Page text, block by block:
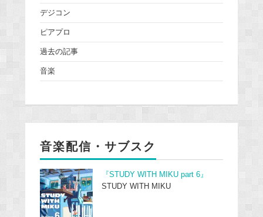
デジコン
ピアプロ
過去の記事
音楽
音楽配信・サブスク
『STUDY WITH MIKU part 6』
STUDY WITH MIKU